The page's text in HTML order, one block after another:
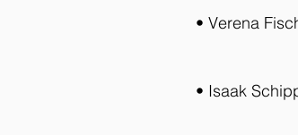
• Verena
• Isaak